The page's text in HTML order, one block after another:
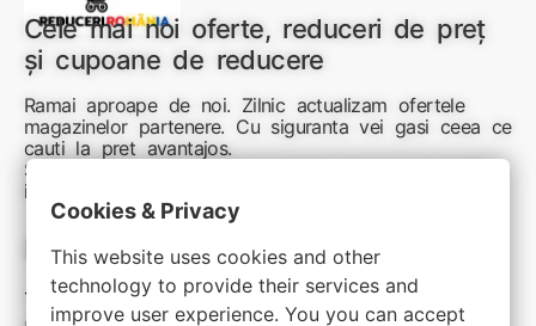
Cele mai noi oferte, reduceri de preț
și cupoane de reducere
Ramai aproape de noi. Zilnic actualizam ofertele
magazinelor partenere. Cu siguranta vei gasi ceea ce
cauti la pret avantajos.
Sunteti aici pentru reduceri inteligente si cumpărături
inspirate
Link-uri utile:
Termeni si conditii
Cookies & Privacy
This website uses cookies and other
technology to provide their services and
improve user experience. You you can accept